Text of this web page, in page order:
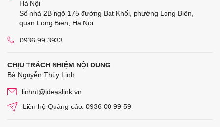
Hà Nội
Số nhà 2B ngõ 175 đường Bát Khối, phường Long Biên,
quận Long Biên, Hà Nội
0936 99 3933
CHỊU TRÁCH NHIỆM NỘI DUNG
Bà Nguyễn Thùy Linh
linhnt@ideaslink.vn
Liên hệ Quảng cáo: 0936 00 99 59